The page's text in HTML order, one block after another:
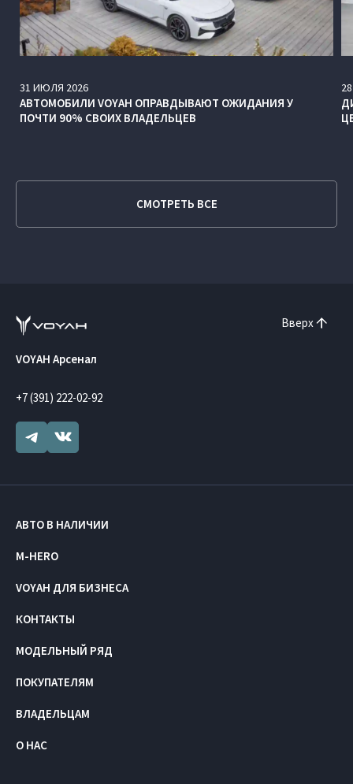
31 ИЮЛЯ 2026
АВТОМОБИЛИ VOYAH ОПРАВДЫВАЮТ ОЖИДАНИЯ У
ПОЧТИ 90% СВОИХ ВЛАДЕЛЬЦЕВ
28
СМОТРЕТЬ ВСЕ
Вверх
VOYAH Арсенал
+7 (391) 222-02-92
АВТО В НАЛИЧИИ
M-HERO
VOYAH ДЛЯ БИЗНЕСА
КОНТАКТЫ
МОДЕЛЬНЫЙ РЯД
ПОКУПАТЕЛЯМ
ВЛАДЕЛЬЦАМ
О НАС